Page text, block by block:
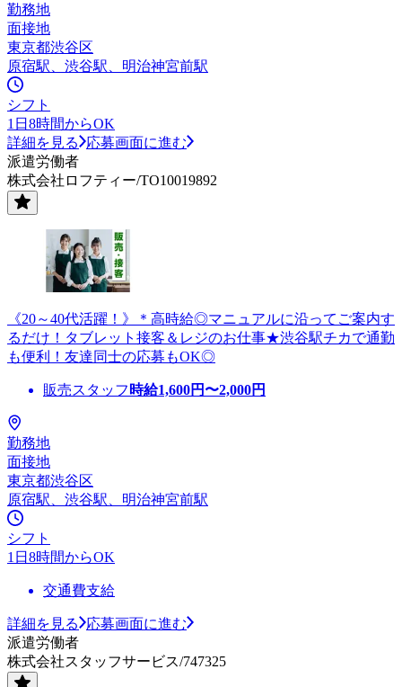
勤務地
面接地
東京都渋谷区
原宿駅、渋谷駅、明治神宮前駅
シフト
1日8時間からOK
詳細を見る
応募画面に進む
派遣労働者
株式会社ロフティー/TO10019892
《20～40代活躍！》＊高時給◎マニュアルに沿ってご案内す
るだけ！タブレット接客＆レジのお仕事★渋谷駅チカで通勤
も便利！友達同士の応募もOK◎
販売スタッフ 時給1,600円〜2,000円
勤務地
面接地
東京都渋谷区
原宿駅、渋谷駅、明治神宮前駅
シフト
1日8時間からOK
交通費支給
詳細を見る
応募画面に進む
派遣労働者
株式会社スタッフサービス/747325